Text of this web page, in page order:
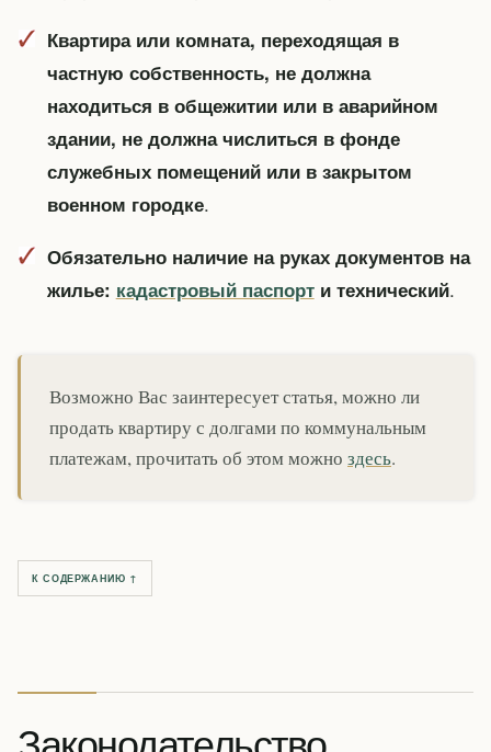
Квартира или комната, переходящая в
частную собственность, не должна
находиться в общежитии или в аварийном
здании, не должна числиться в фонде
служебных помещений или в закрытом
военном городке.
Обязательно наличие на руках документов на
жилье: кадастровый паспорти технический.
Возможно Вас заинтересует статья, можно ли
продать квартиру с долгами по коммунальным
платежам, прочитать об этом можно здесь.
К СОДЕРЖАНИЮ ↑